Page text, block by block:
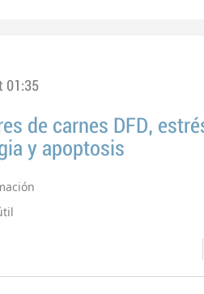
01:35
de carnes DFD,
y apoptosis